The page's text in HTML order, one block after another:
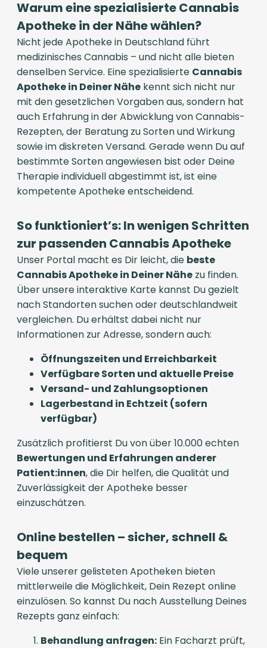
Warum eine spezialisierte Cannabis
Apotheke in der Nähe wählen?
Nicht jede Apotheke in Deutschland führt
medizinisches Cannabis – und nicht alle bieten
denselben Service. Eine spezialisierte Cannabis
Apotheke in Deiner Nähe kennt sich nicht nur
mit den gesetzlichen Vorgaben aus, sondern hat
auch Erfahrung in der Abwicklung von Cannabis-
Rezepten, der Beratung zu Sorten und Wirkung
sowie im diskreten Versand. Gerade wenn Du auf
bestimmte Sorten angewiesen bist oder Deine
Therapie individuell abgestimmt ist, ist eine
kompetente Apotheke entscheidend.
So funktioniert’s: In wenigen Schritten
zur passenden Cannabis Apotheke
Unser Portal macht es Dir leicht, die beste
Cannabis Apotheke in Deiner Nähe zu finden.
Über unsere interaktive Karte kannst Du gezielt
nach Standorten suchen oder deutschlandweit
vergleichen. Du erhältst dabei nicht nur
Informationen zur Adresse, sondern auch:
Öffnungszeiten und Erreichbarkeit
Verfügbare Sorten und aktuelle Preise
Versand- und Zahlungsoptionen
Lagerbestand in Echtzeit (sofern
verfügbar)
Zusätzlich profitierst Du von über 10.000 echten
Bewertungen und Erfahrungen anderer
Patient:innen, die Dir helfen, die Qualität und
Zuverlässigkeit der Apotheke besser
einzuschätzen.
Online bestellen – sicher, schnell &
bequem
Viele unserer gelisteten Apotheken bieten
mittlerweile die Möglichkeit, Dein Rezept online
einzulösen. So kannst Du nach Ausstellung Deines
Rezepts ganz einfach:
Behandlung anfragen: Ein Facharzt prüft,